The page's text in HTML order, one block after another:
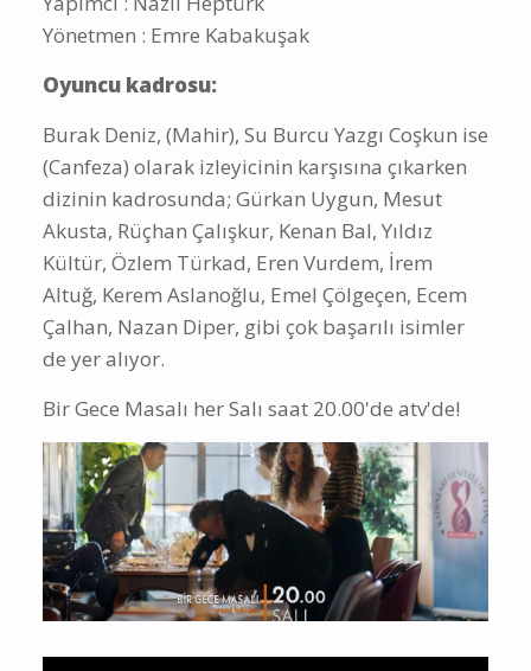
Yönetmen : Emre Kabakuşak
Oyuncu kadrosu:
Burak Deniz, (Mahir), Su Burcu Yazgı Coşkun ise
(Canfeza) olarak izleyicinin karşısına çıkarken
dizinin kadrosunda; Gürkan Uygun, Mesut
Akusta, Rüçhan Çalışkur, Kenan Bal, Yıldız
Kültür, Özlem Türkad, Eren Vurdem, İrem
Altuğ, Kerem Aslanoğlu, Emel Çölgeçen, Ecem
Çalhan, Nazan Diper, gibi çok başarılı isimler
de yer alıyor.
Bir Gece Masalı her Salı saat 20.00'de atv'de!